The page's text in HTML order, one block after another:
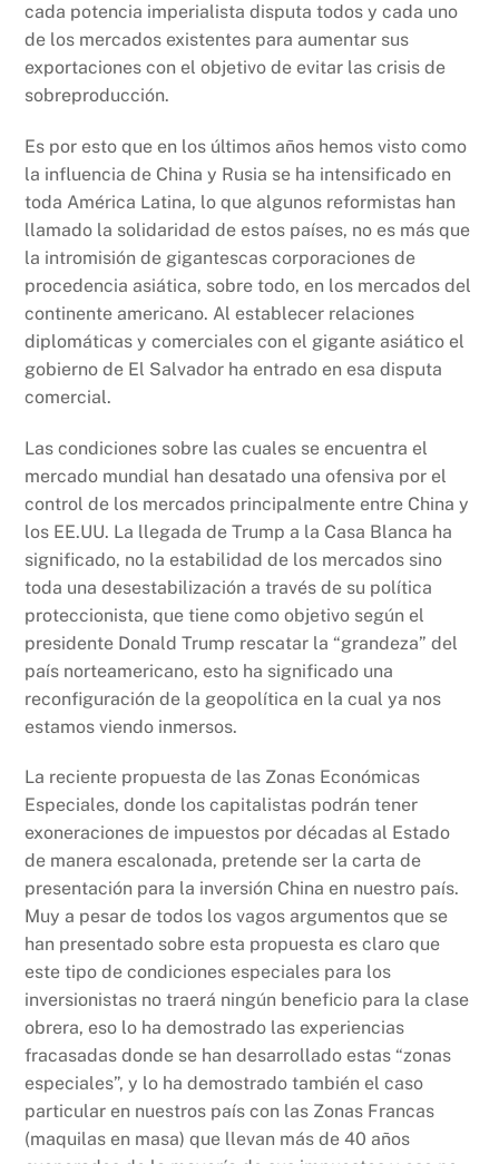
cada potencia imperialista disputa todos y cada uno
de los mercados existentes para aumentar sus
exportaciones con el objetivo de evitar las crisis de
sobreproducción.
Es por esto que en los últimos años hemos visto como
la influencia de China y Rusia se ha intensificado en
toda América Latina, lo que algunos reformistas han
llamado la solidaridad de estos países, no es más que
la intromisión de gigantescas corporaciones de
procedencia asiática, sobre todo, en los mercados del
continente americano. Al establecer relaciones
diplomáticas y comerciales con el gigante asiático el
gobierno de El Salvador ha entrado en esa disputa
comercial.
Las condiciones sobre las cuales se encuentra el
mercado mundial han desatado una ofensiva por el
control de los mercados principalmente entre China y
los EE.UU. La llegada de Trump a la Casa Blanca ha
significado, no la estabilidad de los mercados sino
toda una desestabilización a través de su política
proteccionista, que tiene como objetivo según el
presidente Donald Trump rescatar la “grandeza” del
país norteamericano, esto ha significado una
reconfiguración de la geopolítica en la cual ya nos
estamos viendo inmersos.
La reciente propuesta de las Zonas Económicas
Especiales, donde los capitalistas podrán tener
exoneraciones de impuestos por décadas al Estado
de manera escalonada, pretende ser la carta de
presentación para la inversión China en nuestro país.
Muy a pesar de todos los vagos argumentos que se
han presentado sobre esta propuesta es claro que
este tipo de condiciones especiales para los
inversionistas no traerá ningún beneficio para la clase
obrera, eso lo ha demostrado las experiencias
fracasadas donde se han desarrollado estas “zonas
especiales”, y lo ha demostrado también el caso
particular en nuestros país con las Zonas Francas
(maquilas en masa) que llevan más de 40 años